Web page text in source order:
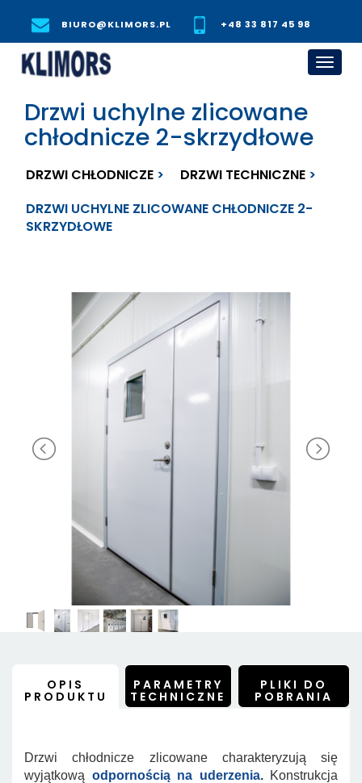
BIURO@KLIMORS.PL +48 33 817 45 98
Drzwi uchylne zlicowane
chłodnicze 2-skrzydłowe
DRZWI CHŁODNICZE
DRZWI TECHNICZNE
DRZWI UCHYLNE ZLICOWANE CHŁODNICZE 2-
SKRZYDŁOWE
OPIS
PRODUKTU
PARAMETRY
TECHNICZNE
PLIKI DO
POBRANIA
Drzwi chłodnicze zlicowane charakteryzują się
wyjątkową odpornością na uderzenia.Konstrukcja